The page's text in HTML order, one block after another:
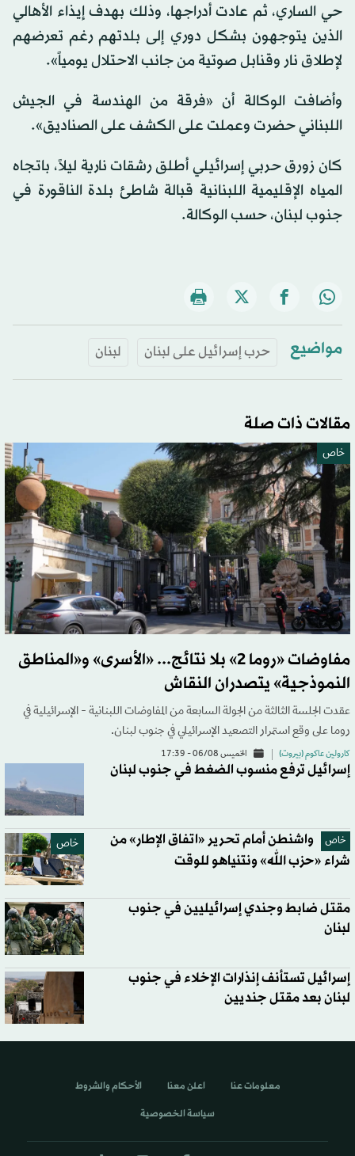
حي الساري، ثم عادت أدراجها، وذلك بهدف إيذاء الأهالي
الذين يتوجهون بشكل دوري إلى بلدتهم رغم تعرضهم
لإطلاق نار وقنابل صوتية من جانب الاحتلال يومياً».
وأضافت الوكالة أن «فرقة من الهندسة في الجيش
اللبناني حضرت وعملت على الكشف على الصناديق».
كان زورق حربي إسرائيلي أطلق رشقات نارية ليلاً، باتجاه
المياه الإقليمية اللبنانية قبالة شاطئ بلدة الناقورة في
جنوب لبنان، حسب الوكالة.
مواضيع حرب إسرائيل على لبنان لبنان
مقالات ذات صلة
خاص
مفاوضات «روما 2» بلا نتائج... «الأسرى» و«المناطق
النموذجية» يتصدران النقاش
عقدت الجلسة الثالثة من الجولة السابعة من المفاوضات اللبنانية - الإسرائيلية في
روما على وقع استمرار التصعيد الإسرائيلي في جنوب لبنان.
كارولين عاكوم (بيروت) الخميس 06/08 - 17:39
إسرائيل ترفع منسوب الضغط في جنوب لبنان
خاص خاص
واشنطن أمام تحرير «اتفاق الإطار» من
شراء «حزب الله» ونتنياهو للوقت
مقتل ضابط وجندي إسرائيليين في جنوب
لبنان
إسرائيل تستأنف إنذارات الإخلاء في جنوب
لبنان بعد مقتل جنديين
معلومات عنا اعلن معنا الأحكام والشروط
سياسة الخصوصية